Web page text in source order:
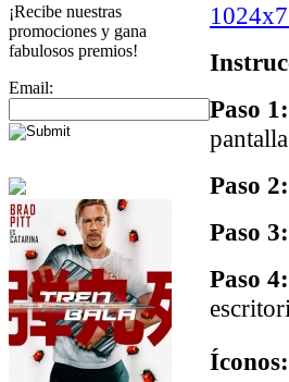
¡Recibe nuestras
promociones y gana
fabulosos premios!
Email:
Paso 1:
Paso 2:
Paso 3:
Paso 4:
Íconos: